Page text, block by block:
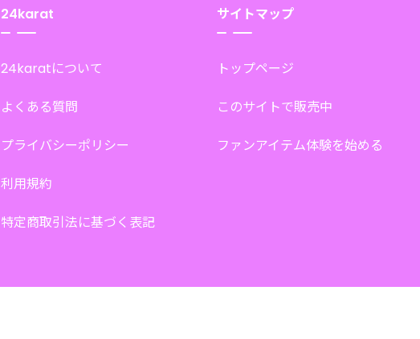
24karat
24karatについて
よくある質問
プライバシーポリシー
利用規約
特定商取引法に基づく表記
サイトマップ
トップページ
このサイトで販売中
ファンアイテム体験を始める